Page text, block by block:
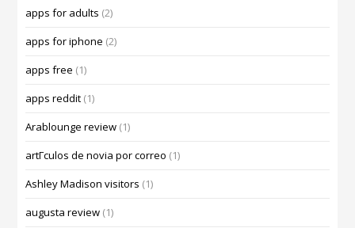
apps for adults (2)
apps for iphone (2)
apps free (1)
apps reddit (1)
Arablounge review (1)
artГ­culos de novia por correo (1)
Ashley Madison visitors (1)
augusta review (1)